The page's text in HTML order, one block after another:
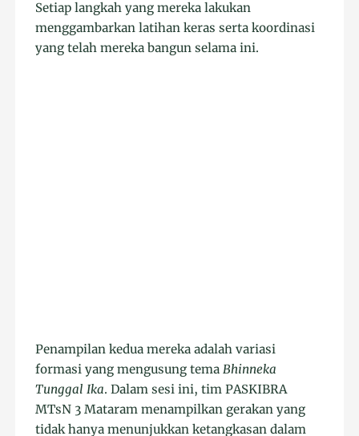
Setiap langkah yang mereka lakukan
menggambarkan latihan keras serta koordinasi
yang telah mereka bangun selama ini.
Penampilan kedua mereka adalah variasi
formasi yang mengusung temaBhinneka
Tunggal Ika. Dalam sesi ini, tim PASKIBRA
MTsN 3 Mataram menampilkan gerakan yang
tidak hanya menunjukkan ketangkasan dalam